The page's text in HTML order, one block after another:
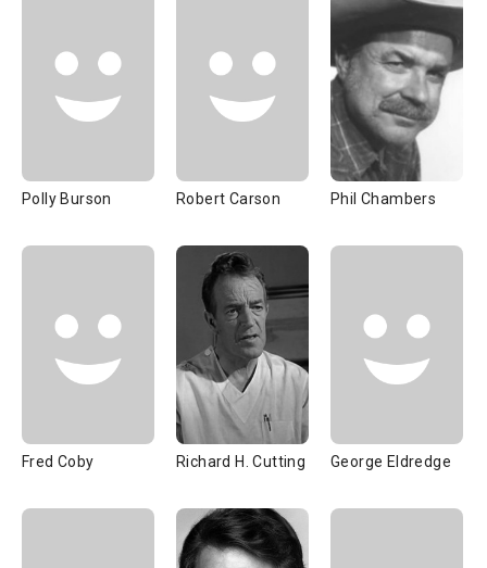
Polly Burson Robert Carson Phil Chambers
Fred Coby Richard H. Cutting George Eldredge